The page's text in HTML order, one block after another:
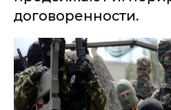
договоренности.